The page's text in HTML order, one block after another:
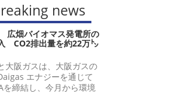
news
畑バイオマス発電所の
CO2排出量を約22万㌧
大阪ガスは、大阪ガスの
エナジーを通じて
を締結し、今月から環境